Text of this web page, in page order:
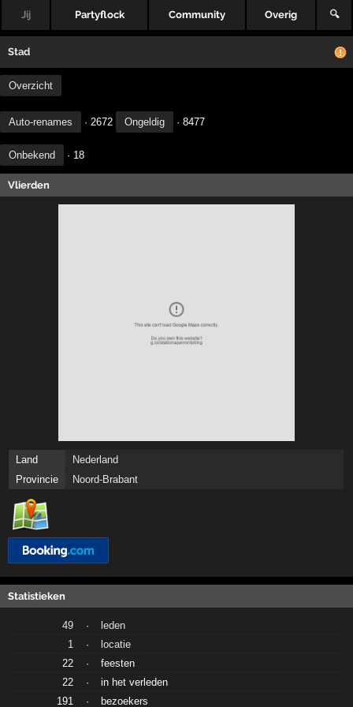
Jij Partyflock Community Overig 🔍
Stad
Overzicht
Auto-renames · 2672 Ongeldig · 8477
Onbekend · 18
Vlierden
Land
Nederland
Provincie
Noord-Brabant
Statistieken
49 ·
leden
1
·
locatie
22
·
feesten
22
·
in het verleden
191
· bezoekers